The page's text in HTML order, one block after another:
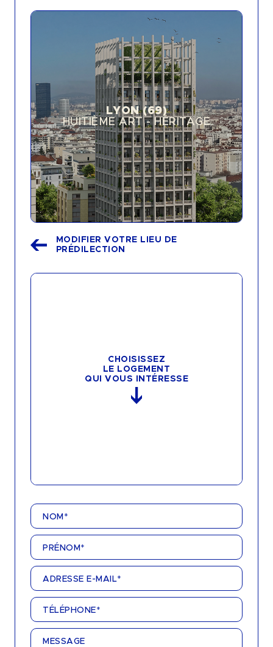
LYON (69)
HUITIÈME ART - HÉRITAGE
HUITIÈME ART - HÉRITAGE - LYON (69)
HUITIÈME ART - LUMIÈRE - LYON (69)
LÀ ! CÔTÉ GARE - LAVAL (53)
RIVAGE - LA CIOTAT (13)
GRAND ANGLE - DOUVAINE (74)
LES RIVES DE MEAUX - PARIS 19 (75)
11 FAUBOURG - PARIS 10 (75)
PORTE LAMANON - SALON-DE-
PROVENCE (13)
THE HIVE - MARSEILLE (13)
MODIFIER VOTRE LIEU DE
PRÉDILECTION
CHOISISSEZ
LE LOGEMENT
QUI VOUS INTÉRESSE
NOM*
PRÉNOM*
ADRESSE E-MAIL*
TÉLÉPHONE*
MESSAGE